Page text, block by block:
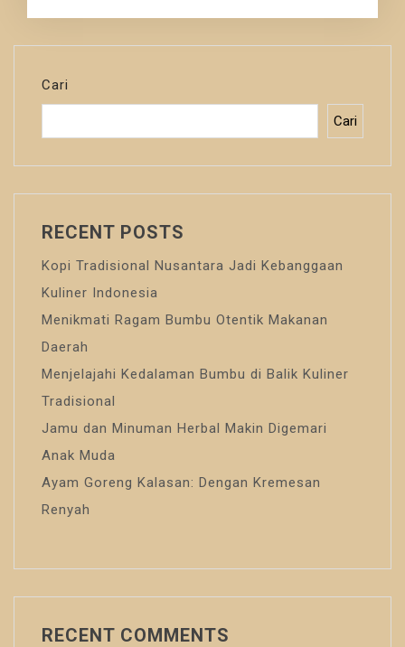
Cari
Cari
RECENT POSTS
Kopi Tradisional Nusantara Jadi Kebanggaan
Kuliner Indonesia
Menikmati Ragam Bumbu Otentik Makanan
Daerah
Menjelajahi Kedalaman Bumbu di Balik Kuliner
Tradisional
Jamu dan Minuman Herbal Makin Digemari
Anak Muda
Ayam Goreng Kalasan: Dengan Kremesan
Renyah
RECENT COMMENTS